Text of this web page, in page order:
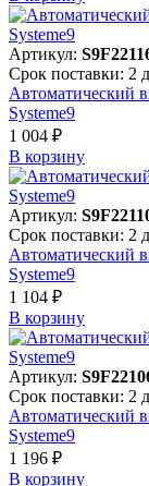
Артикул:
Срок поставки: 2
Автоматический
Systeme9
1 004 ₽
В корзинy
Артикул:
Срок поставки: 2
Автоматический
Systeme9
1 104 ₽
В корзинy
Артикул:
Срок поставки: 2
Автоматический
Systeme9
1 196 ₽
В корзинy